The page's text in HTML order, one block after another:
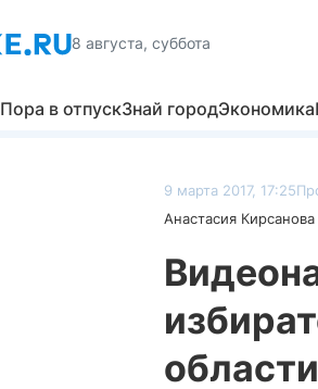
8 августа, суббота
Пора в отпускЗнай городЭкономика
9 марта 2017, 17:25
Анастасия Кирсанова